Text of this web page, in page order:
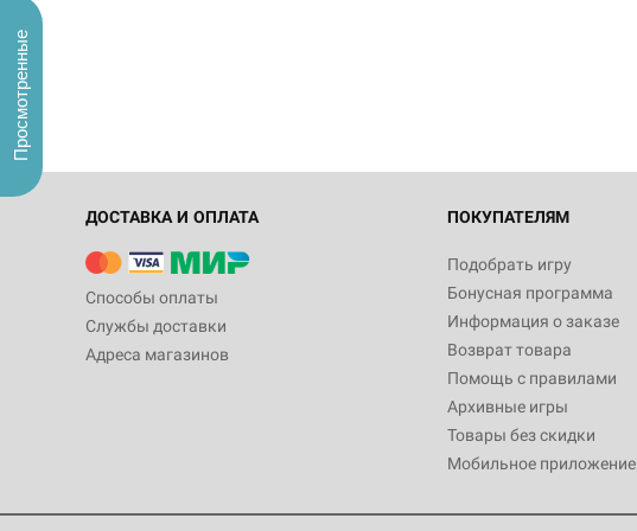
ДОСТАВКА И ОПЛАТА
Способы оплаты
Службы доставки
Адреса магазинов
ПОКУПАТЕЛЯМ
Подобрать игру
Бонусная программа
Информация о заказе
Возврат товара
Помощь с правилами
Архивные игры
Товары без скидки
Мобильное приложение
Просмотренные